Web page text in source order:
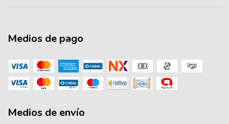
Medios de pago
Medios de envío